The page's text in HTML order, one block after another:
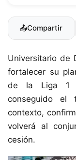
📤Compartir
Universitario de
fortalecer su
de la Liga 1
conseguido
contexto,
volverá al
cesión.